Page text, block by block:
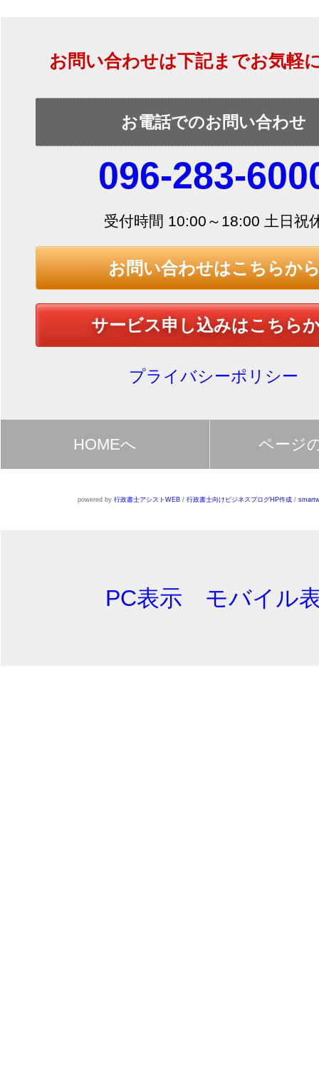
お問い合わせは下記までお気軽
お電話でのお問い合わせ
096-283-
受付時間 10:00～18:00 土日祝
お問い合わせはこちらか
サービス申し込みはこちら
プライバシーポリシー
HOMEへ ページ
powered by 行政書士アシストWEB/ 行政書士向けビジネスブログHP作成/
PC表示 モバイル